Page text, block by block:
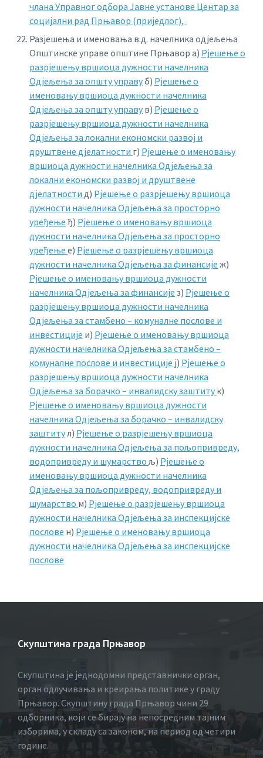
члана Управног одбора Јавне установе Центар за
социјални рад Прњавор (приједлог),
Разјешења и именовања в.д. начелника одјељења
Општинске управе општине Прњавор a) Рјешење о
разрјешењу вршиоца дужности начелника
Одјељења за општу управуб) Рјешење о
именовању вршиоца дужности начелника
Одјељења за општу управу в) Рјешење о
разрјешењу вршиоца дужности начелника
Одјељења за локални економски развој и
друштвене дјелатности г) Рјешење о именовању
вршиоца дужности начелника Одјељења за
локални економски развој и друштвене
дјелатности д) Рјешење о разрјешењу вршиоца
дужности начелника Одјељења за просторно
уређење ђ) Рјешење о именовању вршиоца
дужности начелника Одјељења за просторно
уређење е) Рјешење о разрјешењу вршиоца
дужности начелника Одјељења за финансије ж)
Рјешење о именовању вршиоца дужности
начелника Одјељења за финансије з) Рјешење о
разрјешењу вршиоца дужности начелника
Одјељења за стамбено – комуналне послове и
инвестиције и) Рјешење о именовању вршиоца
дужности начелника Одјељења за стамбено –
комуналне послове и инвестиције ј) Рјешење о
разрјешењу вршиоца дужности начелника
Одјељења за борачко – инвалидску заштиту к)
Рјешење о именовању вршиоца дужности
начелника Одјељења за борачко – инвалидску
заштитул) Рјешење о разрјешењу вршиоца
дужности начелника Одјељења за пољопривреду,
водопривреду и шумарство љ) Рјешење о
именовању вршиоца дужности начелника
Одјељења за пољопривреду, водопривреду и
шумарство м) Рјешење о разрјешењу вршиоца
дужности начелника Одјељења за инспекцијске
послове н) Рјешење о именовању вршиоца
дужности начелника Одјељења за инспекцијске
послове
Скупштина града Прњавор
Скупштина је једнодомни представнички орган,
орган одлучивања и креирања политике у граду
Прњавор. Скупштину града Прњавор чини 29
одборника, који се бирају на непосредним тајним
изборима, у складу са законом, на период од четири
године.